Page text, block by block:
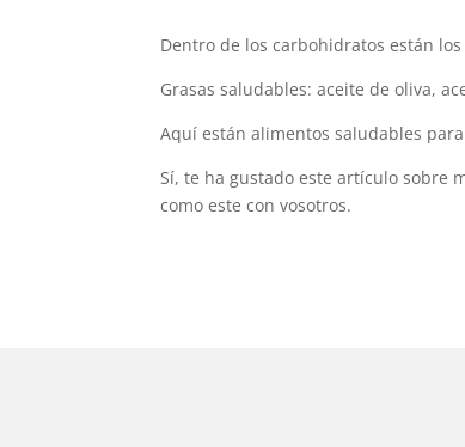
Dentro de los carbohidratos están
Grasas saludables: aceite de oliva,
Aquí están alimentos saludables
Sí, te ha gustado este artículo sobre
como este con vosotros.